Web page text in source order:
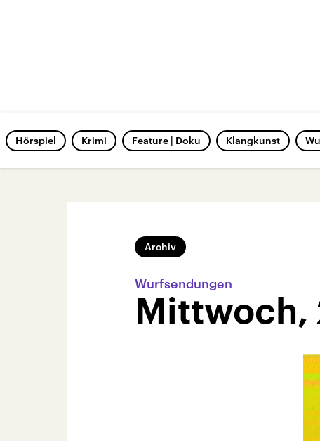
Hörspiel Krimi Feature | Doku Klangkunst
Archiv
Wurfsendungen
Mittwoch,